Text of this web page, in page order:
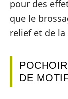
pour des
que le
relief et de
DE